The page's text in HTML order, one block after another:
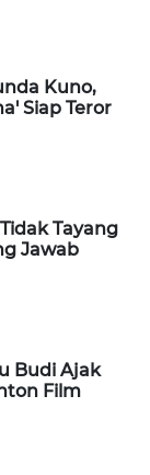
Kuno,
Siap Teror
Tayang
Jawab
Budi Ajak
Film